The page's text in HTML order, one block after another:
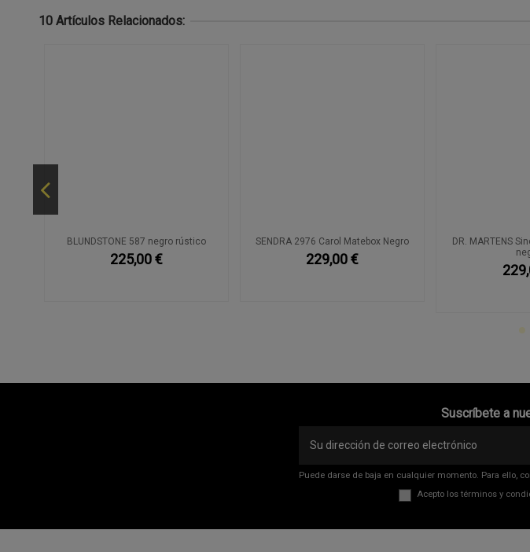
10 Artículos Relacionados:
BLUNDSTONE 587 negro rústico
225,00 €
SENDRA 2976 Carol Matebox Negro
229,00 €
DR. MARTENS
Suscríbete a
Puede darse de baja en cualquier momento. Para ello,
Acepto los términos y